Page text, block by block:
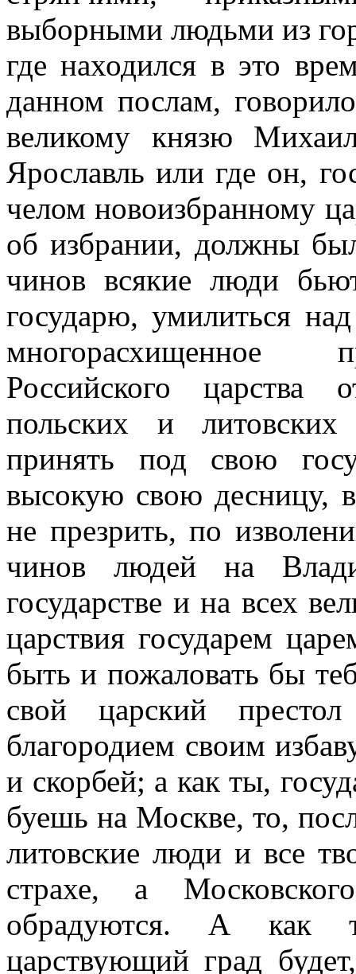
выборными людьми из
где находился в это
данном послам,
великому князю
Ярославль или где он,
челом новоизбранному
об избрании, должны
чинов всякие люди
государю, умилиться
многорасхищенное
Российского царства
польских и литовских
принять под свою
высокую свою десницу,
не презрить, по
чинов людей на
государстве и на всех
царствия государем
быть и пожаловать бы
свой царский
благородием своим
и скорбей; а как ты,
буешь на Москве, то,
литовские люди и все
страхе, а
обрадуются. А как
царствующий град